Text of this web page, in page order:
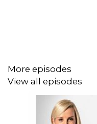
More episodes
View all episodes